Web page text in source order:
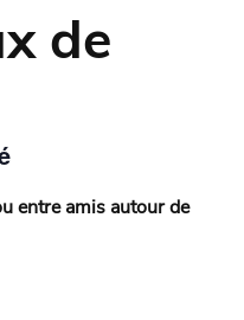
de
entre amis autour de